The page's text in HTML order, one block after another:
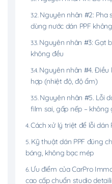
Nguyên nhân #2: Pha
dùng nước dán PPF
Nguyên nhân #3: Gạt
không đều
Nguyên nhân #4.
hợp (nhiệt độ, độ ẩm)
Nguyên nhân #5. Lỗi
film sai, gấp nếp – không
Cách xử lý triệt để lỗi dán
Kỹ thuật dán PPF đúng
bóng, không bạc mép
Ưu điểm của CarPro
cao cấp chuẩn studio